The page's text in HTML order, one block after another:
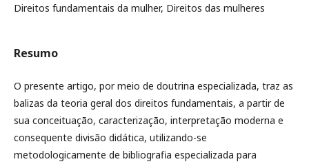
Direitos fundamentais da mulher, Direitos das mulheres
Resumo
O presente artigo, por meio de doutrina especializada, traz as
balizas da teoria geral dos direitos fundamentais, a partir de
sua conceituação, caracterização, interpretação moderna e
consequente divisão didática, utilizando-se
metodologicamente de bibliografia especializada para